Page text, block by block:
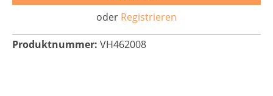
oder Registrieren
Produktnummer: VH462008